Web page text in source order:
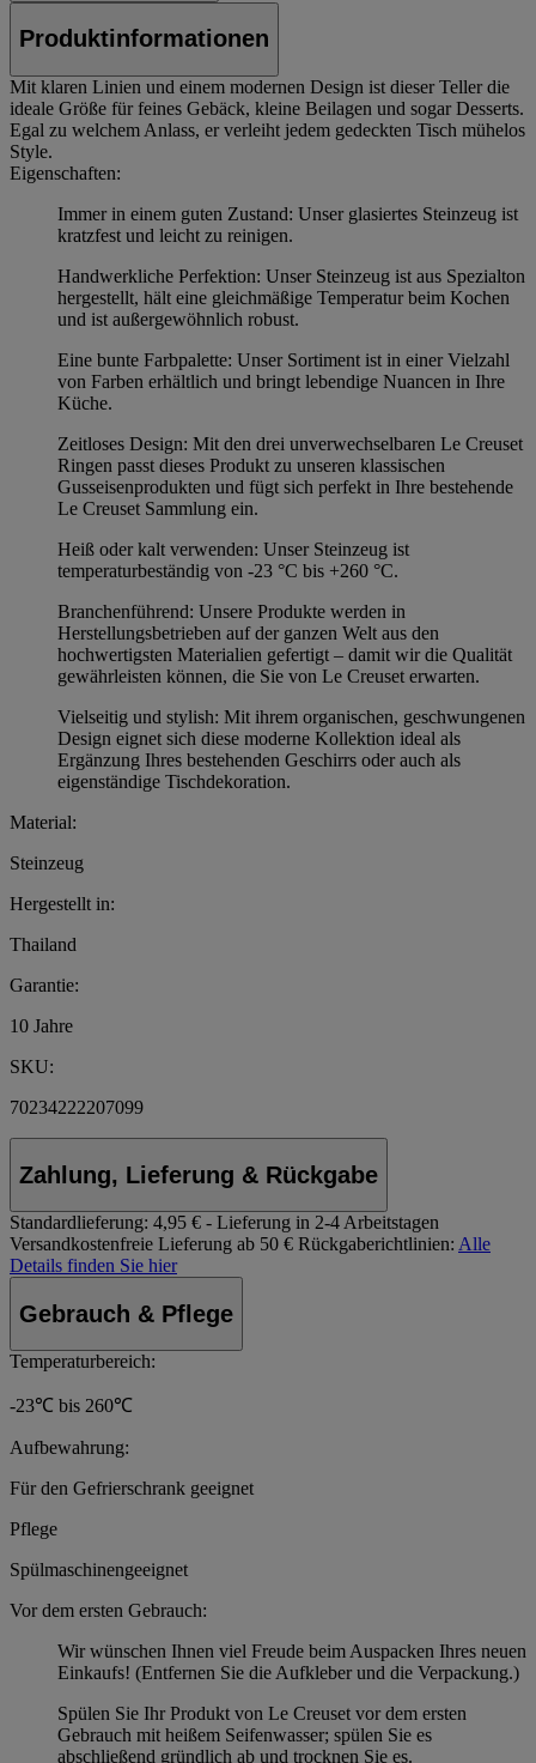
Produktinformationen
Mit klaren Linien und einem modernen Design ist dieser Teller die
ideale Größe für feines Gebäck, kleine Beilagen und sogar Desserts.
Egal zu welchem Anlass, er verleiht jedem gedeckten Tisch mühelos
Style.
Eigenschaften:
Immer in einem guten Zustand: Unser glasiertes Steinzeug ist
kratzfest und leicht zu reinigen.
Handwerkliche Perfektion: Unser Steinzeug ist aus Spezialton
hergestellt, hält eine gleichmäßige Temperatur beim Kochen
und ist außergewöhnlich robust.
Eine bunte Farbpalette: Unser Sortiment ist in einer Vielzahl
von Farben erhältlich und bringt lebendige Nuancen in Ihre
Küche.
Zeitloses Design: Mit den drei unverwechselbaren Le Creuset
Ringen passt dieses Produkt zu unseren klassischen
Gusseisenprodukten und fügt sich perfekt in Ihre bestehende
Le Creuset Sammlung ein.
Heiß oder kalt verwenden: Unser Steinzeug ist
temperaturbeständig von -23 °C bis +260 °C.
Branchenführend: Unsere Produkte werden in
Herstellungsbetrieben auf der ganzen Welt aus den
hochwertigsten Materialien gefertigt – damit wir die Qualität
gewährleisten können, die Sie von Le Creuset erwarten.
Vielseitig und stylish: Mit ihrem organischen, geschwungenen
Design eignet sich diese moderne Kollektion ideal als
Ergänzung Ihres bestehenden Geschirrs oder auch als
eigenständige Tischdekoration.
Material:
Steinzeug
Hergestellt in:
Thailand
Garantie:
10 Jahre
SKU:
70234222207099
Zahlung, Lieferung & Rückgabe
Standardlieferung: 4,95 € - Lieferung in 2-4 Arbeitstagen
Versandkostenfreie Lieferung ab 50 € Rückgaberichtlinien: Alle
Details finden Sie hier
Gebrauch & Pflege
Temperaturbereich:
-23℃ bis 260℃
Aufbewahrung:
Für den Gefrierschrank geeignet
Pflege
Spülmaschinengeeignet
Vor dem ersten Gebrauch:
Wir wünschen Ihnen viel Freude beim Auspacken Ihres neuen
Einkaufs! (Entfernen Sie die Aufkleber und die Verpackung.)
Spülen Sie Ihr Produkt von Le Creuset vor dem ersten
Gebrauch mit heißem Seifenwasser; spülen Sie es
abschließend gründlich ab und trocknen Sie es.